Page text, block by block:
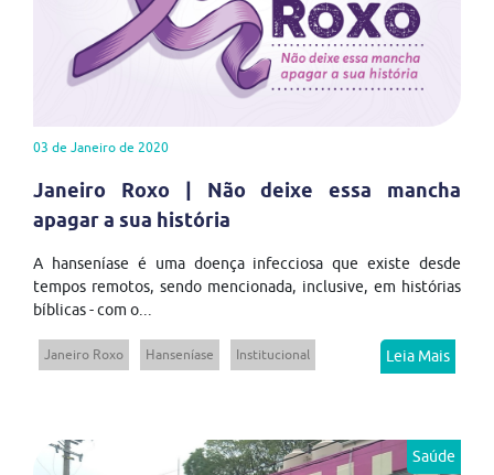
03 de Janeiro de 2020
Janeiro Roxo | Não deixe essa mancha
apagar a sua história
A hanseníase é uma doença infecciosa que existe desde
tempos remotos, sendo mencionada, inclusive, em histórias
bíblicas - com o...
Janeiro Roxo Hanseníase Institucional Leia Mais
Saúde